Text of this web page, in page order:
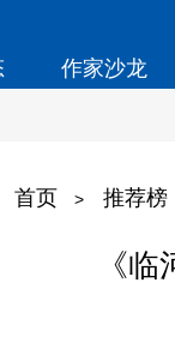
作家沙龙
首页 > 推荐榜
《